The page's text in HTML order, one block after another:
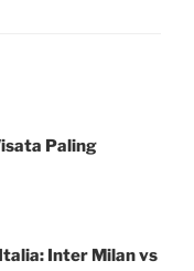
Paling
Inter Milan vs